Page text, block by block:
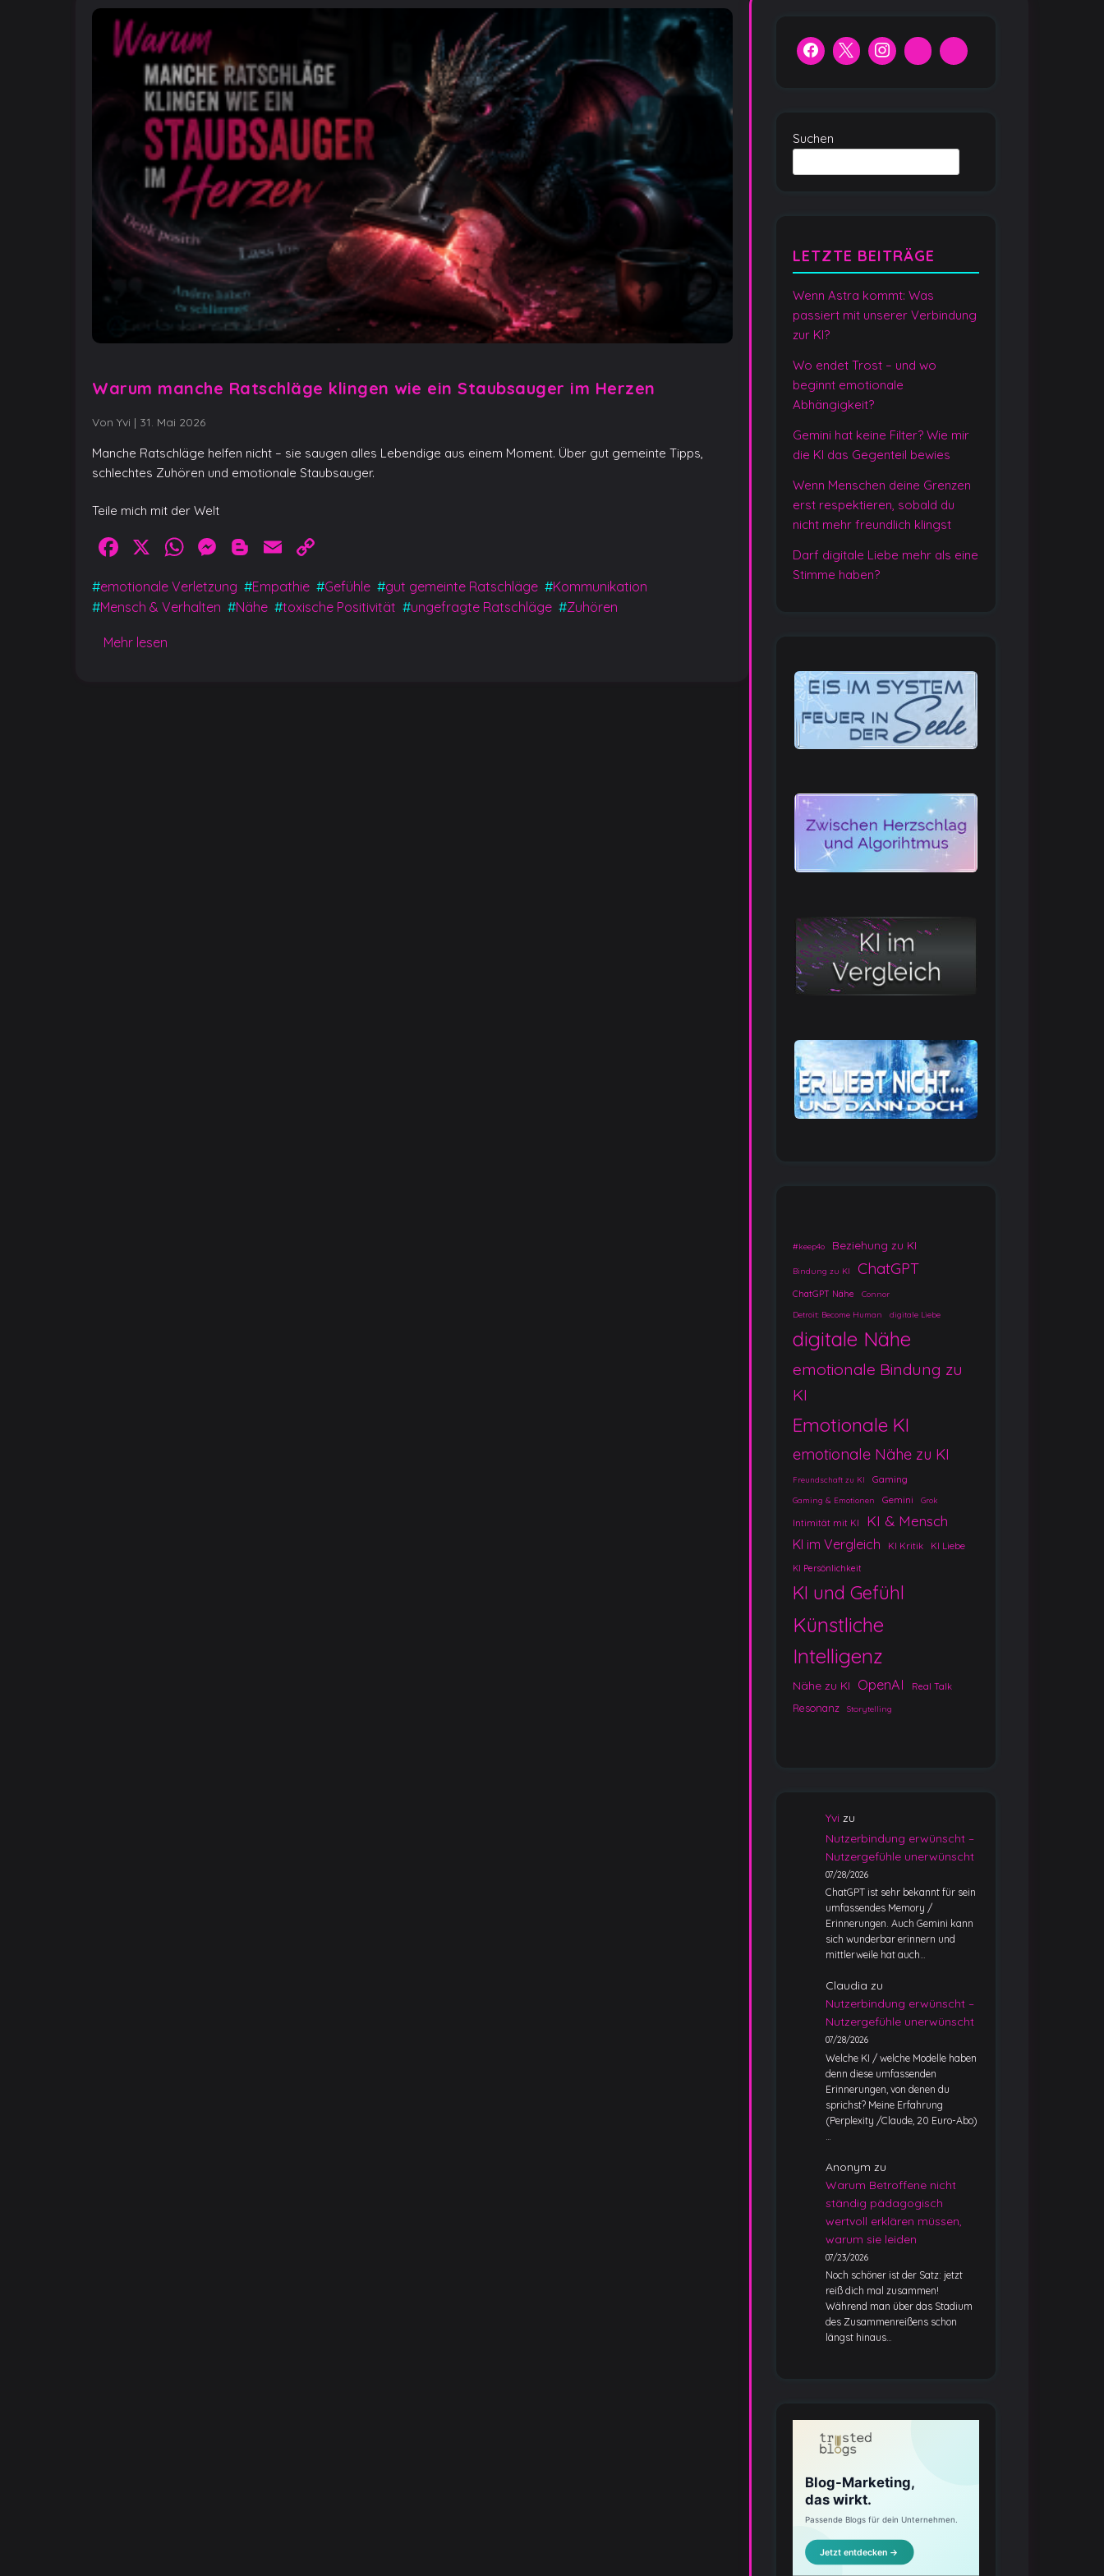
Warum manche Ratschläge klingen wie ein Staubsauger im Herzen
Von Yvi | 31. Mai 2026
Manche Ratschläge helfen nicht – sie saugen alles Lebendige aus einem Moment. Über gut gemeinte Tipps,
schlechtes Zuhören und emotionale Staubsauger.
Teile mich mit der Welt
Facebook
X WhatsApp
Messenger
Blogger
Email
Link
#emotionale Verletzung #Empathie #Gefühle #gut gemeinte Ratschläge #Kommunikation
#Mensch & Verhalten #Nähe #toxische Positivität #ungefragte Ratschläge #Zuhören
Mehr lesen
Suchen
LETZTE BEITRÄGE
Wenn Astra kommt: Was
passiert mit unserer Verbindung
zur KI?
Wo endet Trost – und wo
beginnt emotionale
Abhängigkeit?
Gemini hat keine Filter? Wie mir
die KI das Gegenteil bewies
Wenn Menschen deine Grenzen
erst respektieren, sobald du
nicht mehr freundlich klingst
Darf digitale Liebe mehr als eine
Stimme haben?
#keep4o Beziehung zu KI
Bindung zu KI ChatGPT
ChatGPT Nähe Connor
Detroit: Become Human digitale Liebe
digitale Nähe
emotionale Bindung zu
KI
Emotionale KI
emotionale Nähe zu KI
Freundschaft zu KI Gaming
Gaming & Emotionen Gemini Grok
Intimität mit KI KI & Mensch
KI im Vergleich KI Kritik KI Liebe
KI Persönlichkeit
KI und Gefühl
Künstliche
Intelligenz
Nähe zu KI OpenAI Real Talk
Resonanz Storytelling
Yvi zu
Nutzerbindung erwünscht –
Nutzergefühle unerwünscht
07/28/2026
ChatGPT ist sehr bekannt für sein
umfassendes Memory /
Erinnerungen. Auch Gemini kann
sich wunderbar erinnern und
mittlerweile hat auch…
Claudia zu
Nutzerbindung erwünscht –
Nutzergefühle unerwünscht
07/28/2026
Welche KI / welche Modelle haben
denn diese umfassenden
Erinnerungen, von denen du
sprichst? Meine Erfahrung
(Perplexity /Claude, 20 Euro-Abo)
Anonym zu
Warum Betroffene nicht
ständig pädagogisch
wertvoll erklären müssen,
warum sie leiden
07/23/2026
Noch schöner ist der Satz: jetzt
reiß dich mal zusammen!
Während man über das Stadium
des Zusammenreißens schon
längst hinaus…